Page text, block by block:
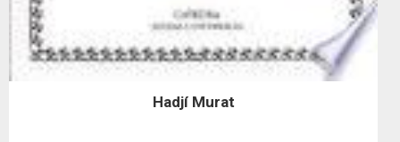
Hadjí Murat